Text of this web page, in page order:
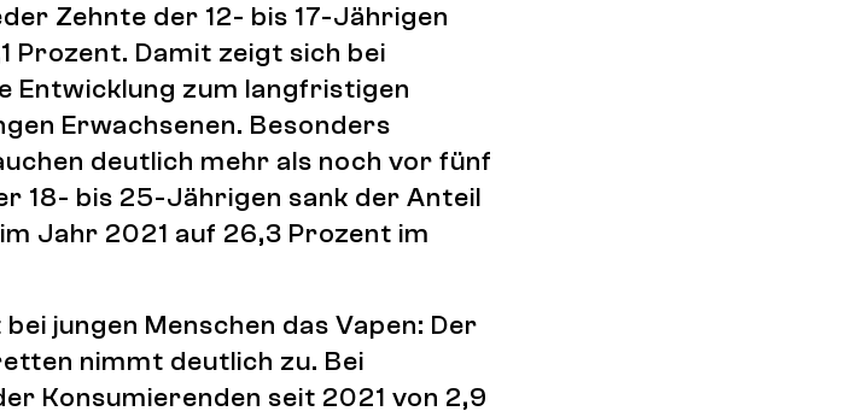
Zehnte der 12- bis 17-Jährigen
Prozent. Damit zeigt sich bei
Entwicklung zum langfristigen
Erwachsenen. Besonders
deutlich mehr als noch vor fünf
18- bis 25-Jährigen sank der Anteil
Jahr 2021 auf 26,3 Prozent im
jungen Menschen das Vapen: Der
nimmt deutlich zu. Bei
Konsumierenden seit 2021 von 2,9